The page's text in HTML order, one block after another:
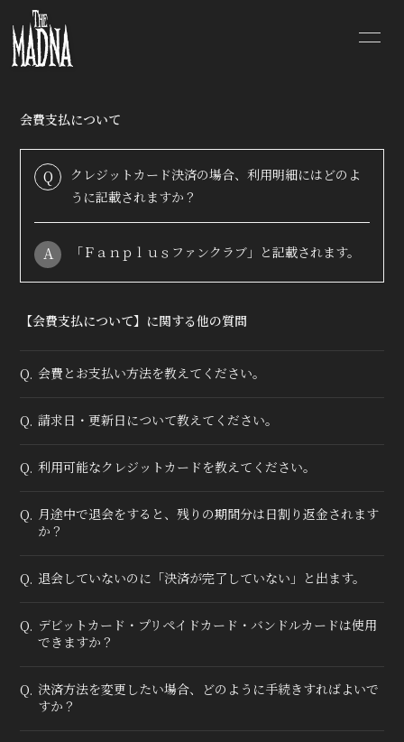
PROFILE
VIDEO
SHOP
MOVIE
RADIO
PHOTO
Q&A
CONTACT
会員登録 ログイン
会費支払について
Q
クレジットカード決済の場合、利用明細にはどのよ
うに記載されますか？
A 「Ｆａｎｐｌｕｓファンクラブ」と記載されます。
【会費支払について】に関する他の質問
Q. 会費とお支払い方法を教えてください。
Q. 請求日・更新日について教えてください。
Q. 利用可能なクレジットカードを教えてください。
Q. 月途中で退会をすると、残りの期間分は日割り返金されます
か？
Q. 退会していないのに「決済が完了していない」と出ます。
Q. デビットカード・プリペイドカード・バンドルカードは使用
できますか？
Q. 決済方法を変更したい場合、どのように手続きすればよいで
すか？